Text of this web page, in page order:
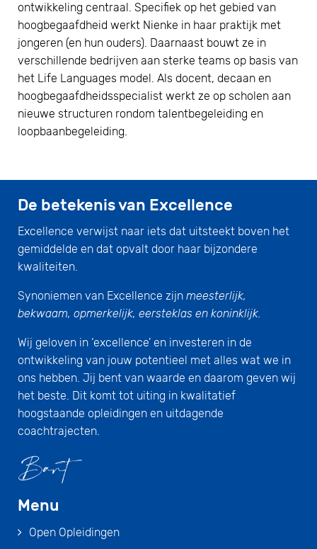
ontwikkeling centraal. Specifiek op het gebied van
hoogbegaafdheid werkt Nienke in haar praktijk met
jongeren (en hun ouders). Daarnaast bouwt ze in
verschillende bedrijven aan sterke teams op basis van
het Life Languages model. Als docent, decaan en
hoogbegaafdheidsspecialist werkt ze op scholen aan
nieuwe structuren rondom talentbegeleiding en
loopbaanbegeleiding.
De betekenis van Excellence
Excellence verwijst naar iets dat uitsteekt boven het
gemiddelde en dat opvalt door haar bijzondere
kwaliteiten.
Synoniemen van Excellence zijn meesterlijk,
bekwaam, opmerkelijk, eersteklas en koninklijk.
Wij geloven in ‘excellence’ en investeren in de
ontwikkeling van jouw potentieel met alles wat we in
ons hebben. Jij bent van waarde en daarom geven wij
het beste. Dit komt tot uiting in kwalitatief
hoogstaande opleidingen en uitdagende
coachtrajecten.
Menu
Open Opleidingen